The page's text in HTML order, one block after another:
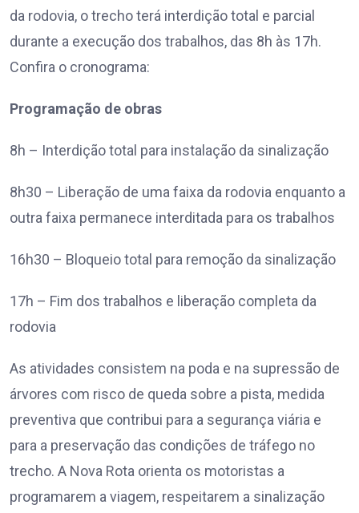
da rodovia, o trecho terá interdição total e parcial
durante a execução dos trabalhos, das 8h às 17h.
Confira o cronograma:
Programação de obras
8h – Interdição total para instalação da sinalização
8h30 – Liberação de uma faixa da rodovia enquanto a
outra faixa permanece interditada para os trabalhos
16h30 – Bloqueio total para remoção da sinalização
17h – Fim dos trabalhos e liberação completa da
rodovia
As atividades consistem na poda e na supressão de
árvores com risco de queda sobre a pista, medida
preventiva que contribui para a segurança viária e
para a preservação das condições de tráfego no
trecho. A Nova Rota orienta os motoristas a
programarem a viagem, respeitarem a sinalização